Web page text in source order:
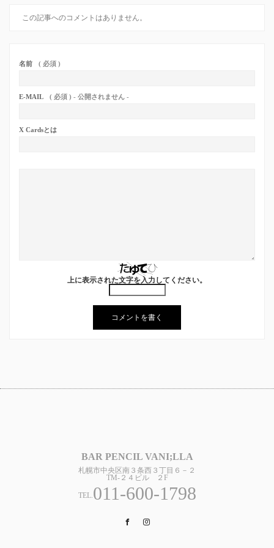
この記事へのコメントはありません。
名前 ( 必須 )
E-MAIL ( 必須 ) - 公開されません -
X Cardsとは
上に表示された文字を入力してください。
BAR PENCIL VANI;LLA
札幌市中央区南３条西３丁目６－２
TM-２４ビル ２F
TEL.011-600-1798
Facebook